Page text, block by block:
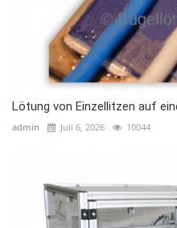
Lötung von Einzellitzen auf
admin Juli 6, 2026 10044